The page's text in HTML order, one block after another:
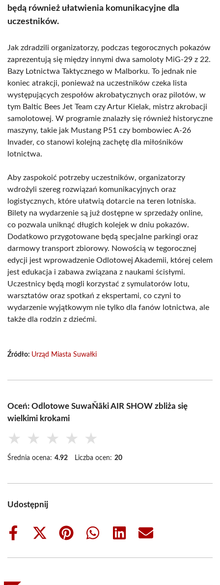
będą również ułatwienia komunikacyjne dla
uczestników.
Jak zdradzili organizatorzy, podczas tegorocznych pokazów
zaprezentują się między innymi dwa samoloty MiG-29 z 22.
Bazy Lotnictwa Taktycznego w Malborku. To jednak nie
koniec atrakcji, ponieważ na uczestników czeka lista
występujących zespołów akrobatycznych oraz pilotów, w
tym Baltic Bees Jet Team czy Artur Kielak, mistrz akrobacji
samolotowej. W programie znalazły się również historyczne
maszyny, takie jak Mustang P51 czy bombowiec A-26
Invader, co stanowi kolejną zachętę dla miłośników
lotnictwa.
Aby zaspokoić potrzeby uczestników, organizatorzy
wdrożyli szereg rozwiązań komunikacyjnych oraz
logistycznych, które ułatwią dotarcie na teren lotniska.
Bilety na wydarzenie są już dostępne w sprzedaży online,
co pozwala uniknąć długich kolejek w dniu pokazów.
Dodatkowo przygotowane będą specjalne parkingi oraz
darmowy transport zbiorowy. Nowością w tegorocznej
edycji jest wprowadzenie Odlotowej Akademii, której celem
jest edukacja i zabawa związana z naukami ścisłymi.
Uczestnicy będą mogli korzystać z symulatorów lotu,
warsztatów oraz spotkań z ekspertami, co czyni to
wydarzenie wyjątkowym nie tylko dla fanów lotnictwa, ale
także dla rodzin z dziećmi.
Źródło: Urząd Miasta Suwałki
Oceń: Odlotowe SuwaŇāki AIR SHOW zbliża się
wielkimi krokami
★ ★ ★ ★ ★
Średnia ocena: 4.92 Liczba ocen: 20
Udostępnij
Share
Share
(Twitter)
Share
Share
Share
Share